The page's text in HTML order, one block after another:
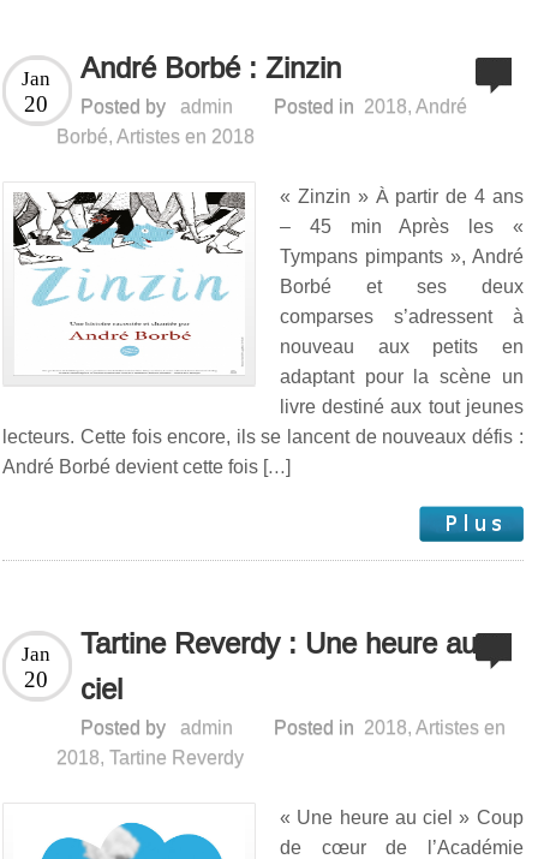
André Borbé : Zinzin
Jan
20 Posted by admin Posted in 2018,André
Borbé,Artistes en 2018
« Zinzin » À partir de 4 ans
– 45 min Après les «
Tympans pimpants », André
Borbé et ses deux
comparses s’adressent à
nouveau aux petits en
adaptant pour la scène un
livre destiné aux tout jeunes
lecteurs. Cette fois encore, ils se lancent de nouveaux défis :
André Borbé devient cette fois […]
Tartine Reverdy : Une heure au
ciel
Jan
20
Posted by admin Posted in 2018,Artistes en
2018,Tartine Reverdy
« Une heure au ciel » Coup
de cœur de l’Académie